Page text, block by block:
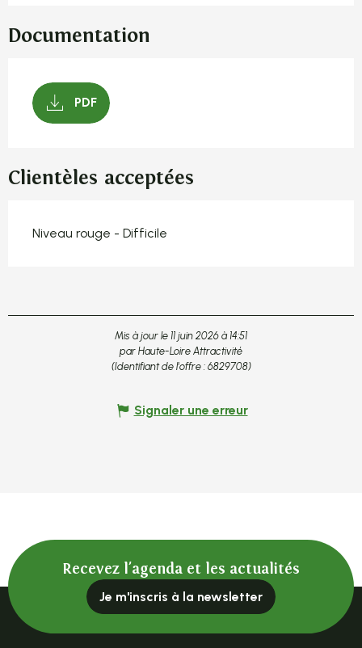
Documentation
PDF
Clientèles acceptées
Niveau rouge - Difficile
Mis à jour le 11 juin 2026 à 14:51
par Haute-Loire Attractivité
(Identifiant de l'offre : 6829708)
Signaler une erreur
Recevez l'agenda et les actualités
Je m'inscris à la newsletter